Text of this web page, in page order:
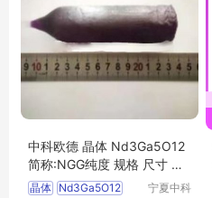
中科欧德 晶体 Nd3Ga5O12
简称:NGG纯度 规格 尺寸 可
定制
晶体 Nd3Ga5O12
宁夏中科